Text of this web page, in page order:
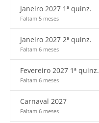
Janeiro 2027 1ª quinz.
Faltam 5 meses
Janeiro 2027 2ª quinz.
Faltam 6 meses
Fevereiro 2027 1ª quinz.
Faltam 6 meses
Carnaval 2027
Faltam 6 meses